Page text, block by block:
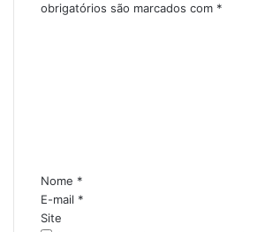
obrigatórios são marcados com *
i
o
*
Nome *
E-mail *
Site